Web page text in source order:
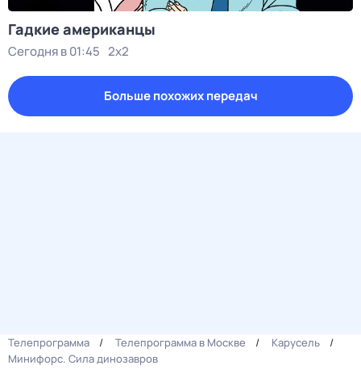
Гадкие американцы
Сегодня в 01:45 2x2
Больше похожих передач
Телепрограмма Телепрограмма в Москве
Карусель
Минифорс. Сила динозавров